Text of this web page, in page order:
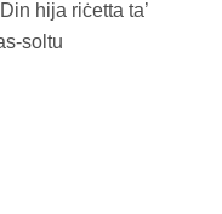
hija riċetta ta’
soltu